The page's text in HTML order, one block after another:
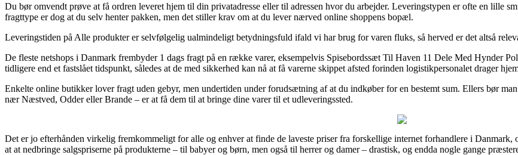
Du bør omvendt prøve at få ordren leveret hjem til din privatadresse eller til adressen hvor du arbejder. Leveringstypen er ofte en lille
fragttype er dog at du selv henter pakken, men det stiller krav om at du lever nærved online shoppens bopæl.
Leveringstiden på Alle produkter er selvfølgelig ualmindeligt betydningsfuld ifald vi har brug for varen fluks, så herved er det altså
De fleste netshops i Danmark frembyder 1 dags fragt på en række varer, eksempelvis Spisebordssæt Til Haven 11 Dele Med Hynder
tidligere end et fastslået tidspunkt, således at de med sikkerhed kan nå at få varerne skippet afsted forinden logistikpersonalet drager
Enkelte online butikker lover fragt uden gebyr, men undertiden under forudsætning af at du indkøber for en bestemt sum. Ellers bør
nær Næstved, Odder eller Brande – er at få dem til at bringe dine varer til et udleveringssted.
Det er jo efterhånden virkelig fremkommeligt for alle og enhver at finde de laveste priser fra forskellige internet forhandlere i
at at nedbringe salgspriserne på produkterne – til babyer og børn, men også til herrer og damer – drastisk, og endda nogle gange